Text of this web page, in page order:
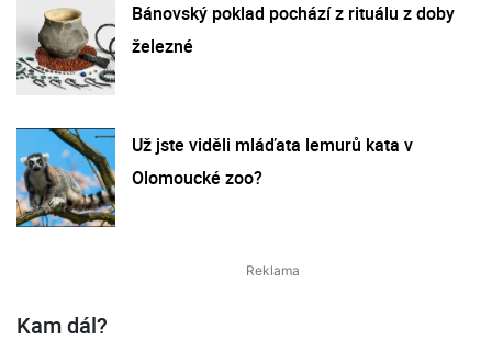
Bánovský poklad pochází z rituálu z doby
železné
Už jste viděli mláďata lemurů kata v
Olomoucké zoo?
Kam dál?